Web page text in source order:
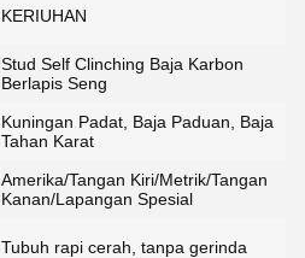
KERIUHAN
Stud Self Clinching Baja Karbon
Berlapis Seng
Kuningan Padat, Baja Paduan, Baja
Tahan Karat
Amerika/Tangan Kiri/Metrik/Tangan
Kanan/Lapangan Spesial
Tubuh rapi cerah, tanpa gerinda